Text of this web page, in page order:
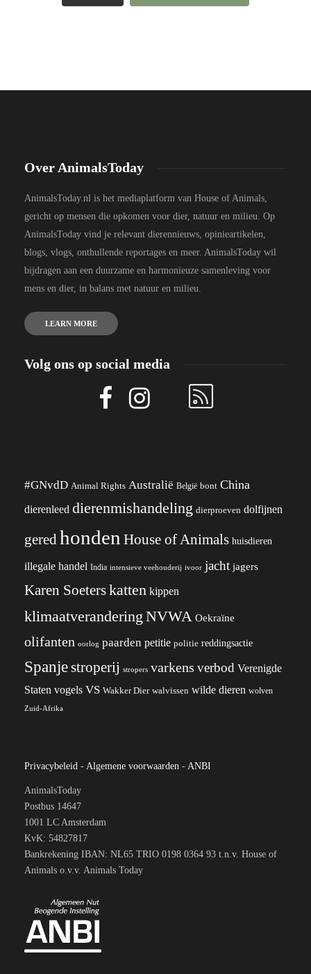
Over AnimalsToday
AnimalsToday.nl is het mediaplatform van House of Animals,
gericht op mensen die opkomen voor dier, natuur en milieu. Op
AnimalsToday vind je relevant dierennieuws, opinieartikelen,
blogs, vlogs, onthullende reportages en meer. AnimalsToday wil
bijdragen aan een duurzame en harmonieuze samenleving voor
mens en dier, in balans met natuur en milieu.
LEARN MORE
Volg ons op social media
#GNvdD Animal Rights Australië België bont China
dierenleed dierenmishandeling dierproeven dolfijnen
geredhonden House of Animals huisdieren
illegale handel India intensieve veehouderij ivoor jacht jagers
Karen Soeterskatten kippen
klimaatverandering NVWA Oekraïne
olifanten oorlog paarden petitie politie reddingsactie
Spanjestroperij stropers varkens verbod Verenigde
Staten vogels VS Wakker Dier walvissen wilde dieren wolven
Zuid-Afrika
Privacybeleid - Algemene voorwaarden - ANBI
AnimalsToday
Postbus 14647
1001 LC Amsterdam
KvK: 54827817
Bankrekening IBAN: NL65 TRIO 0198 0364 93 t.n.v. House of
Animals o.v.v. Animals Today